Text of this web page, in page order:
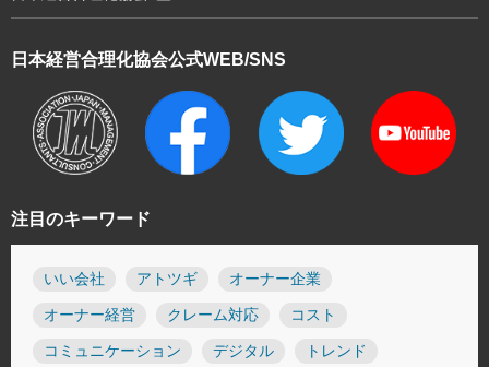
注目のキーワード
いい会社 アトツギ オーナー企業
オーナー経営 クレーム対応 コスト
コミュニケーション デジタル トレンド
日本経営合理化協会公式WEB/SNS